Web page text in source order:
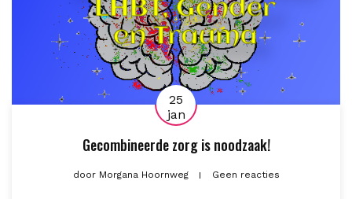
25
jan
Gecombineerde zorg is noodzaak!
doorMorgana Hoornweg Geen reacties